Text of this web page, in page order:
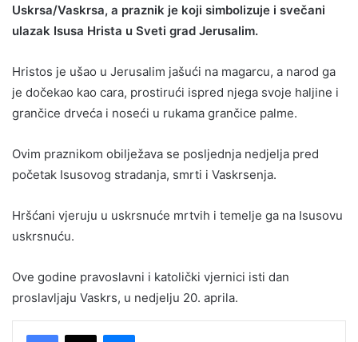
Uskrsa/Vaskrsa, a praznik je koji simbolizuje i svečani
ulazak Isusa Hrista u Sveti grad Jerusalim.
Hristos je ušao u Jerusalim jašući na magarcu, a narod ga
je dočekao kao cara, prostirući ispred njega svoje haljine i
grančice drveća i noseći u rukama grančice palme.
Ovim praznikom obilježava se posljednja nedjelja pred
početak Isusovog stradanja, smrti i Vaskrsenja.
Hršćani vjeruju u uskrsnuće mrtvih i temelje ga na Isusovu
uskrsnuću.
Ove godine pravoslavni i katolički vjernici isti dan
proslavljaju Vaskrs, u nedjelju 20. aprila.